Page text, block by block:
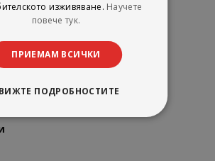
изживяване. Научете
повече тук.
ПРИЕМАМ ВСИЧКИ
ВИЖТЕ ПОДРОБНОСТИТЕ